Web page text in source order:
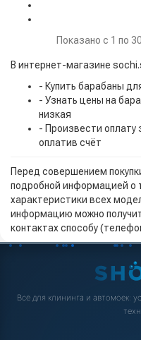
Показано с 1 по
В интернет-магазине
- Купить барабаны
- Узнать цены на
низкая
- Произвести оплату
оплатив счёт
Перед совершением
подробной информацией о
характеристики всех
информацию можно
контактах способу
Всё для клининга и автомоек: